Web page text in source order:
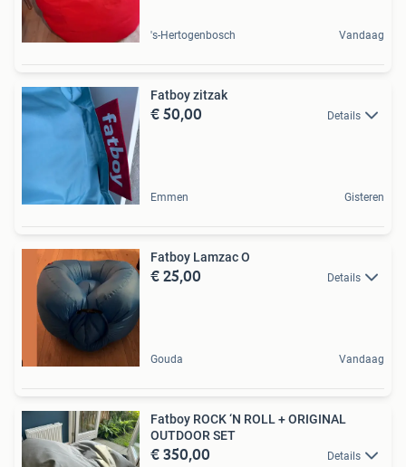
's-Hertogenbosch Vandaag
Fatboy zitzak
€ 50,00 Details
Emmen Gisteren
Fatboy Lamzac O
€ 25,00 Details
Gouda Vandaag
Fatboy ROCK ‘N ROLL + ORIGINAL
OUTDOOR SET
€ 350,00 Details